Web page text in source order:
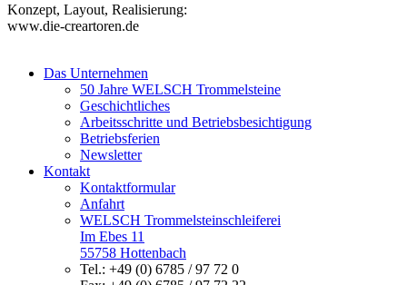
Konzept, Layout, Realisierung:
www.die-creartoren.de
Das Unternehmen
50 Jahre WELSCH Trommelsteine
Geschichtliches
Arbeitsschritte und Betriebsbesichtigung
Betriebsferien
Newsletter
Kontakt
Kontaktformular
Anfahrt
WELSCH Trommelsteinschleiferei
Im Ebes 11
55758 Hottenbach
Tel.: +49 (0) 6785 / 97 72 0